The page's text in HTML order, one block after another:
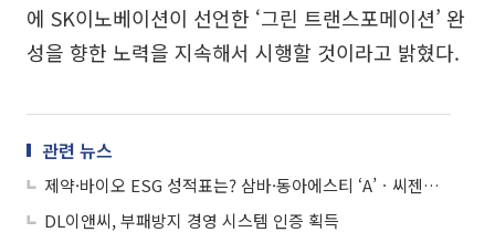
에 SK이노베이션이 선언한 ‘그린 트랜스포메이션’ 완
성을 향한 노력을 지속해서 시행할 것이라고 밝혔다.
관련 뉴스
제약·바이오 ESG 성적표는? 삼바·동아에스티 ‘A’ㆍ씨젠은 ‘D’
DL이앤씨, 부패방지 경영 시스템 인증 획득